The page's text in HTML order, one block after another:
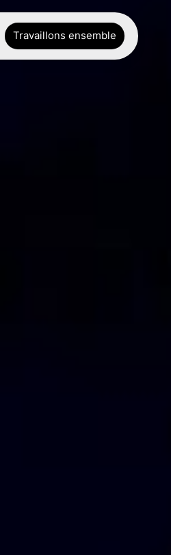
Travaillons ensemble